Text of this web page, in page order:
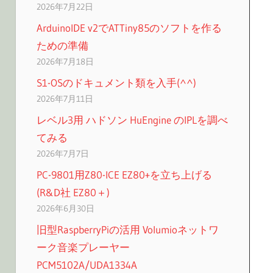
2026年7月22日
ArduinoIDE v2でATTiny85のソフトを作る
ための準備
2026年7月18日
S1-OSのドキュメント類を入手(^^)
2026年7月11日
レベル3用 ハドソン HuEngine のIPLを調べ
てみる
2026年7月7日
PC-9801用Z80-ICE EZ80+を立ち上げる
(R&D社 EZ80＋)
2026年6月30日
旧型RaspberryPiの活用 Volumioネットワ
ーク音楽プレーヤー
PCM5102A/UDA1334A